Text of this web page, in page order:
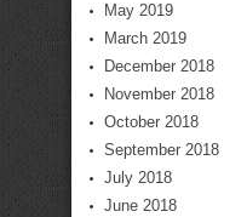
May 2019
March 2019
December 2018
November 2018
October 2018
September 2018
July 2018
June 2018